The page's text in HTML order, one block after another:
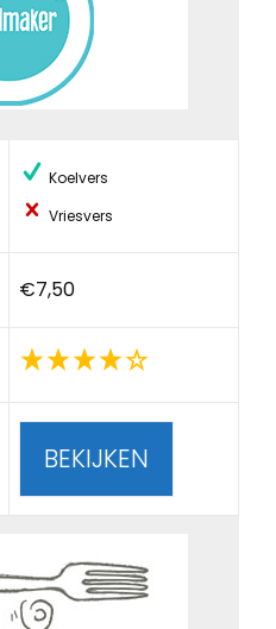
Koelvers
Vriesvers
€7,50
BEKIJKEN